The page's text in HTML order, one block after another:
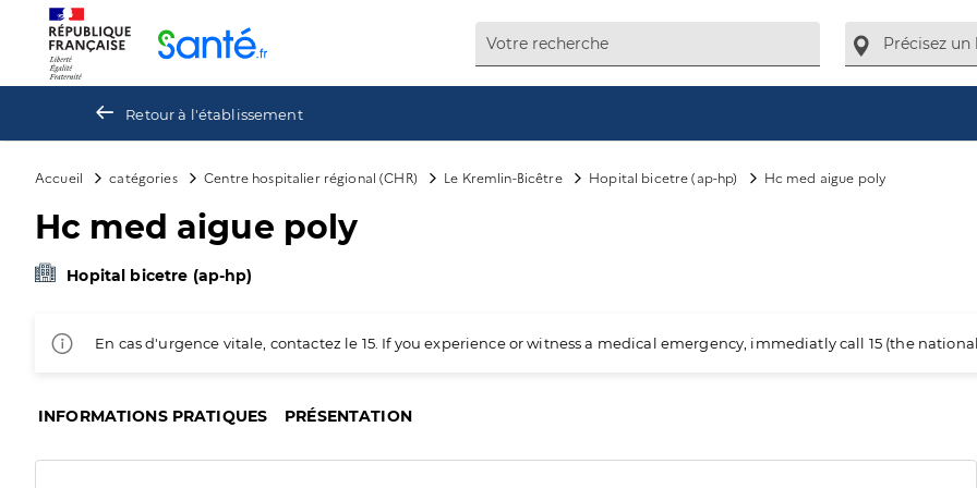
Retour à l'établissement
Accueil catégories Centre hospitalier régional (CHR) Le Kremlin-Bicêtre Hopital bicetre (ap-hp) Hc med aigue poly
Hc med aigue poly
Hopital bicetre (ap-hp)
En cas d'urgence vitale, contactez le 15. If you experience or witness a medical emergency, immediatly call 15 (the
INFORMATIONS PRATIQUES PRÉSENTATION
Panneau de gestion des cookies